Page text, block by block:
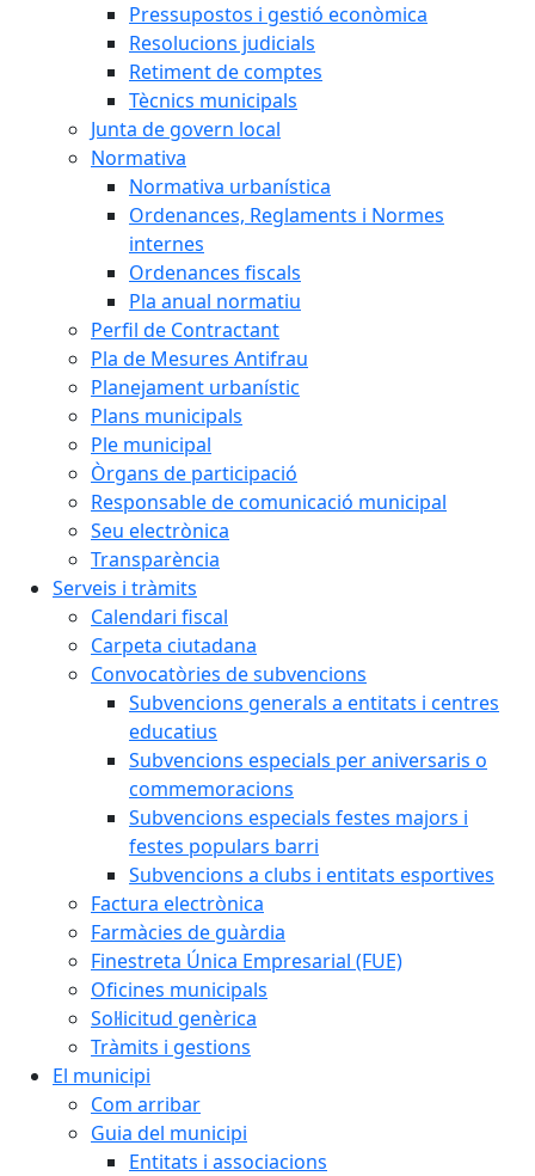
Pressupostos i gestió econòmica
Resolucions judicials
Retiment de comptes
Tècnics municipals
Junta de govern local
Normativa
Normativa urbanística
Ordenances, Reglaments i Normes
internes
Ordenances fiscals
Pla anual normatiu
Perfil de Contractant
Pla de Mesures Antifrau
Planejament urbanístic
Plans municipals
Ple municipal
Òrgans de participació
Responsable de comunicació municipal
Seu electrònica
Transparència
Serveis i tràmits
Calendari fiscal
Carpeta ciutadana
Convocatòries de subvencions
Subvencions generals a entitats i centres
educatius
Subvencions especials per aniversaris o
commemoracions
Subvencions especials festes majors i
festes populars barri
Subvencions a clubs i entitats esportives
Factura electrònica
Farmàcies de guàrdia
Finestreta Única Empresarial (FUE)
Oficines municipals
Sol·licitud genèrica
Tràmits i gestions
El municipi
Com arribar
Guia del municipi
Entitats i associacions